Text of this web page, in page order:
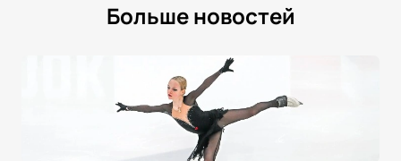
Больше новостей